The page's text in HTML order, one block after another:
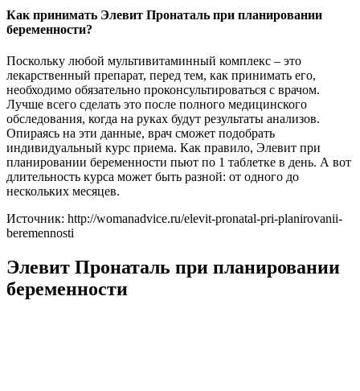
Как принимать Элевит Пронаталь при планировании
беременности?
Поскольку любой мультивитаминный комплекс – это
лекарственный препарат, перед тем, как принимать его,
необходимо обязательно проконсультироваться с врачом.
Лучше всего сделать это после полного медицинского
обследования, когда на руках будут результаты анализов.
Опираясь на эти данные, врач сможет подобрать
индивидуальный курс приема. Как правило, Элевит при
планировании беременности пьют по 1 таблетке в день. А вот
длительность курса может быть разной: от одного до
нескольких месяцев.
Источник: http://womanadvice.ru/elevit-pronatal-pri-planirovanii-
beremennosti
Элевит Пронаталь при планировании
беременности